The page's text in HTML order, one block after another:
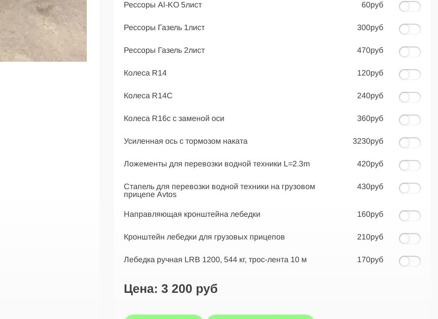
Рессоры Al-KO 5лист 60руб
Рессоры Газель 1лист 300руб
Рессоры Газель 2лист 470руб
Колеса R14 120руб
Колеса R14С 240руб
Колеса R16c с заменой оси 360руб
Усиленная ось с тормозом наката 3230руб
Ложементы для перевозки водной техники L=2.3m 420руб
Стапель для перевозки водной техники на грузовом
прицепе Avtos
430руб
Направляющая кронштейна лебедки 160руб
Кронштейн лебедки для грузовых прицепов 210руб
Лебедка ручная LRB 1200, 544 кг, трос-лента 10 м 170руб
Цена: 3 200 руб